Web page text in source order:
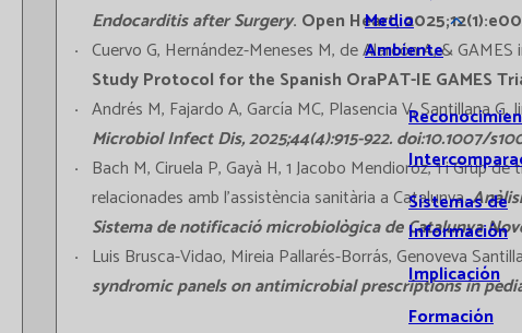
Medio
Ambiente
Sistemas de
Información
Implicación
Formación
Endocarditis after Surgery. Open Heart,
Cuervo G, Hernández-Meneses M, de Alarcón A, &
Study Protocol for the Spanish OraPAT-IE GAMES
Andrés M, Fajardo A, García MC, Plasencia V, Santillana
Microbiol Infect Dis, 2025;44(4):915-922. doi:10.1007/
Bach M, Ciruela P, Gayà H, 1 Jacobo Mendioroz, 1 i Grup
relacionades amb l’assistència sanitària a Catalunya.
Sistema de notificació microbiològica de Catalunya
Luis Brusca-Vidao, Mireia Pallarés-Borrás, Genoveva
syndromic panels on antimicrobial prescriptions in